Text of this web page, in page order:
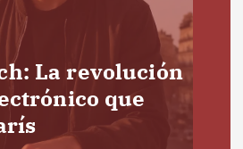
La revolución
que